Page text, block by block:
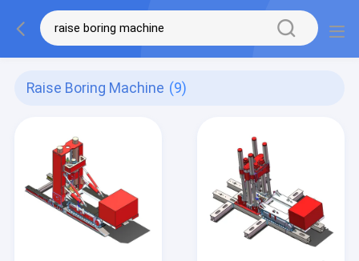
Raise Boring Machine (9)